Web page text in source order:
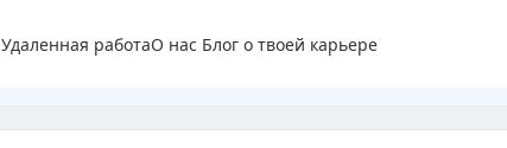
Удаленная работаО нас Блог о твоей карьере